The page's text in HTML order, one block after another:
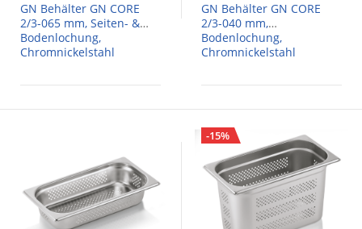
GN Behälter GN CORE
2/3-065 mm, Seiten- &
Bodenlochung,
Chromnickelstahl
GN Behälter GN CORE
2/3-040 mm,
Bodenlochung,
Chromnickelstahl
-15%